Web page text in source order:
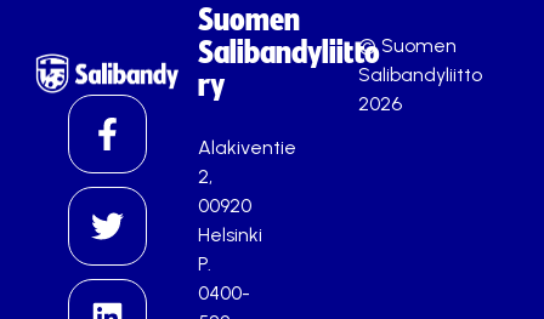
Suomen
Salibandyliitto
ry
Alakiventie
2,
00920
Helsinki
P.
0400-
© Suomen
Salibandyliitto
2026